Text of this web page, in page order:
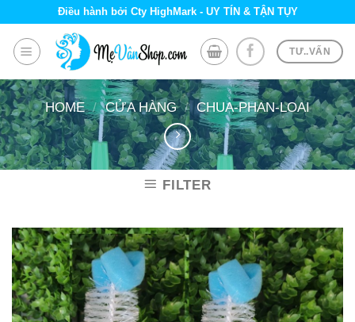
content
Điều hành bởi Cty HighMark - UY TÍN & TẬN TỤY
TƯ..VẤN
HOME / CỬA HÀNG / CHUA-PHAN-LOAI
FILTER